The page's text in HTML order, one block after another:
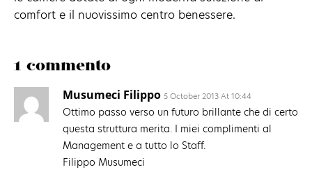
comfort e il nuovissimo centro benessere.
1 commento
Musumeci Filippo 5 October 2013 At 10:44
Ottimo passo verso un futuro brillante che di certo
questa struttura merita. I miei complimenti al
Management e a tutto lo Staff.
Filippo Musumeci